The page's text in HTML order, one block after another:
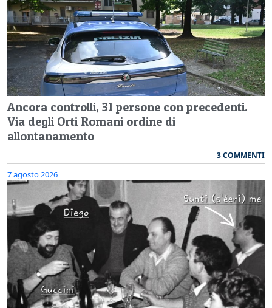
Ancora controlli, 31 persone con precedenti.
Via degli Orti Romani ordine di
allontanamento
3 COMMENTI
7 agosto 2026